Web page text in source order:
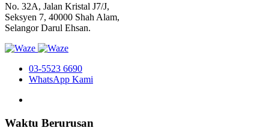
No. 32A, Jalan Kristal J7/J,
Seksyen 7, 40000 Shah Alam,
Selangor Darul Ehsan.
03-5523 6690
WhatsApp Kami
Waktu Berurusan